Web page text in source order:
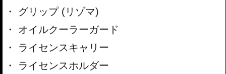
グリップ (リゾマ)
オイルクーラーガード
ライセンスキャリー
ライセンスホルダー